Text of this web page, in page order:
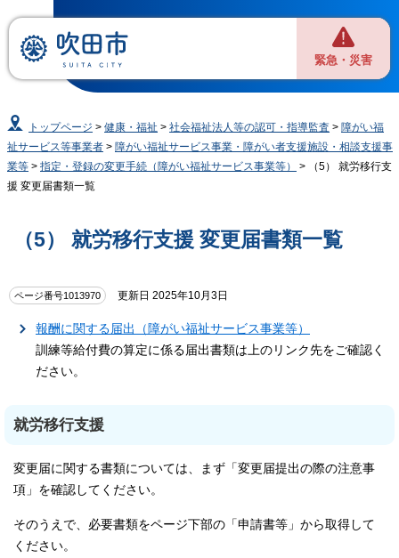
緊急・災害
トップページ >健康・福祉 >社会福祉法人等の認可・指導監査 > 障がい福
祉サービス等事業者 > 障がい福祉サービス事業・障がい者支援施設・相談支援事
業等 > 指定・登録の変更手続（障がい福祉サービス事業等）
> （5） 就労移行支
援 変更届書類一覧
（5） 就労移行支援 変更届書類一覧
ページ番号1013970 更新日 2025年10月3日
報酬に関する届出（障がい福祉サービス事業等）
訓練等給付費の算定に係る届出書類は上のリンク先をご確認く
ださい。
就労移行支援
変更届に関する書類については、まず「変更届提出の際の注意事
項」を確認してください。
そのうえで、必要書類をページ下部の「申請書等」から取得して
ください。